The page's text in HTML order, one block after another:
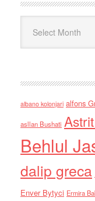
albano kolonjari alfons
asllan Bushati
Behlul
dalip greca
Enver Bytyci Ermira